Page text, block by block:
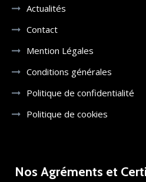
Actualités
Contact
Mention Légales
Conditions générales
Politique de confidentialité
Politique de cookies
Nos Agréments et